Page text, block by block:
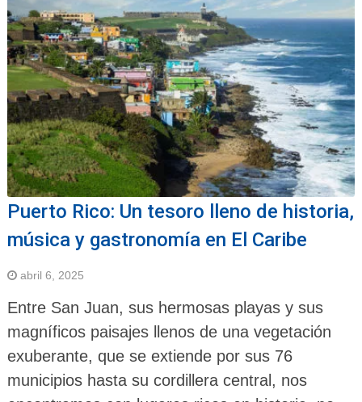
Puerto Rico: Un tesoro lleno de historia,
música y gastronomía en El Caribe
abril 6, 2025
Entre San Juan, sus hermosas playas y sus
magníficos paisajes llenos de una vegetación
exuberante, que se extiende por sus 76
municipios hasta su cordillera central, nos